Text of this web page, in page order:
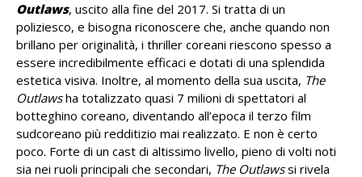
Outlaws, uscito alla fine del 2017. Si tratta di un
poliziesco, e bisogna riconoscere che, anche quando non
brillano per originalità, i thriller coreani riescono spesso a
essere incredibilmente efficaci e dotati di una splendida
estetica visiva. Inoltre, al momento della sua uscita, The
Outlawsha totalizzato quasi 7 milioni di spettatori al
botteghino coreano, diventando all’epoca il terzo film
sudcoreano più redditizio mai realizzato. E non è certo
poco. Forte di un cast di altissimo livello, pieno di volti noti
sia nei ruoli principali che secondari, The Outlawssi rivela